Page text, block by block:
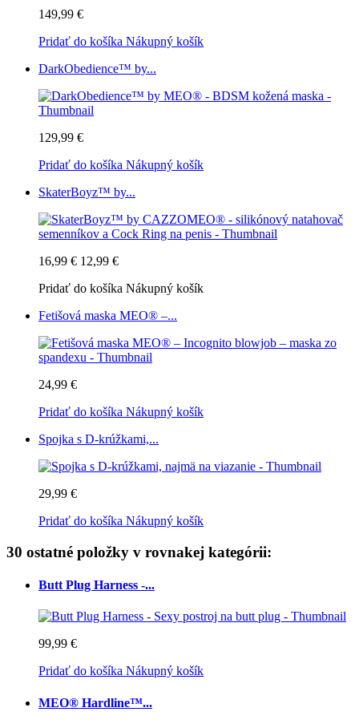
149,99 €
Pridať do košíka Nákupný košík
DarkObedience™ by...
129,99 €
Pridať do košíka Nákupný košík
SkaterBoyz™ by...
16,99 € 12,99 €
Pridať do košíka Nákupný košík
Fetišová maska MEO® –...
24,99 €
Pridať do košíka Nákupný košík
Spojka s D-krúžkami,...
29,99 €
Pridať do košíka Nákupný košík
30 ostatné položky v rovnakej kategórii:
Butt Plug Harness -...
99,99 €
Pridať do košíka Nákupný košík
MEO® Hardline™...